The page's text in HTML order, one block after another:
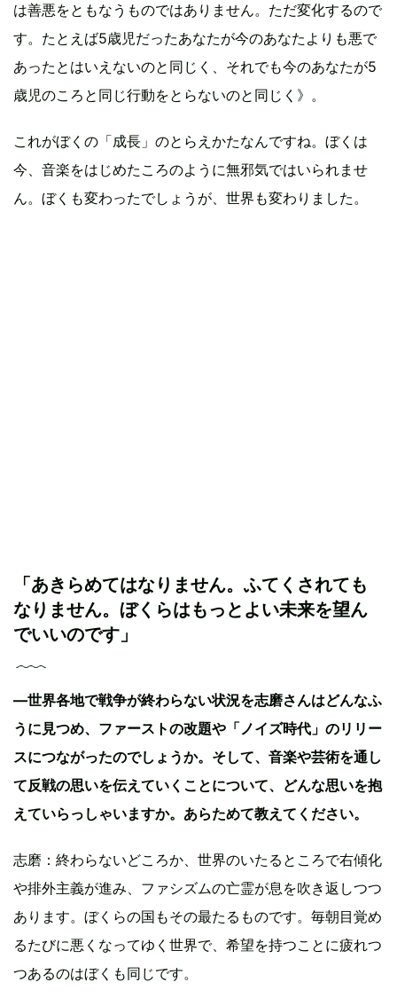
は善悪をともなうものではありません。ただ変化するので
す。たとえば5歳児だったあなたが今のあなたよりも悪で
あったとはいえないのと同じく、それでも今のあなたが5
歳児のころと同じ行動をとらないのと同じく》。
これがぼくの「成長」のとらえかたなんですね。ぼくは
今、音楽をはじめたころのように無邪気ではいられませ
ん。ぼくも変わったでしょうが、世界も変わりました。
「あきらめてはなりません。ふてくされても
なりません。ぼくらはもっとよい未来を望ん
でいいのです」
—世界各地で戦争が終わらない状況を志磨さんはどんなふ
うに見つめ、ファーストの改題や「ノイズ時代」のリリー
スにつながったのでしょうか。そして、音楽や芸術を通し
て反戦の思いを伝えていくことについて、どんな思いを抱
えていらっしゃいますか。あらためて教えてください。
志磨：終わらないどころか、世界のいたるところで右傾化
や排外主義が進み、ファシズムの亡霊が息を吹き返しつつ
あります。ぼくらの国もその最たるものです。毎朝目覚め
るたびに悪くなってゆく世界で、希望を持つことに疲れつ
つあるのはぼくも同じです。